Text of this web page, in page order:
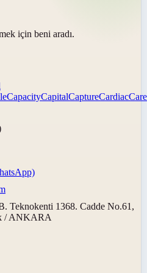
için beni aradı.
CapacityCapitalCaptureCardiacCare
Teknokenti 1368. Cadde No.61,
/ ANKARA